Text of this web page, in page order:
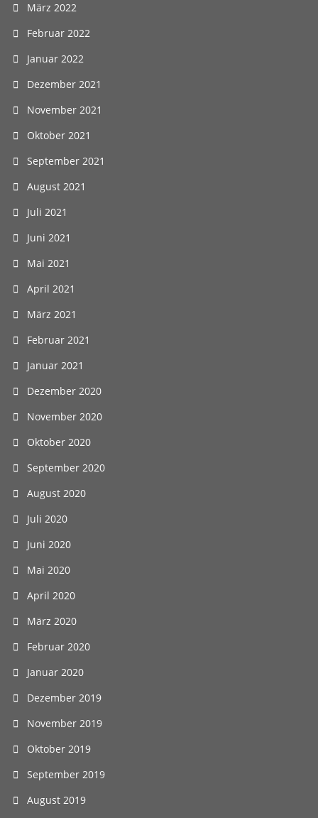
März 2022
Februar 2022
Januar 2022
Dezember 2021
November 2021
Oktober 2021
September 2021
August 2021
Juli 2021
Juni 2021
Mai 2021
April 2021
März 2021
Februar 2021
Januar 2021
Dezember 2020
November 2020
Oktober 2020
September 2020
August 2020
Juli 2020
Juni 2020
Mai 2020
April 2020
März 2020
Februar 2020
Januar 2020
Dezember 2019
November 2019
Oktober 2019
September 2019
August 2019